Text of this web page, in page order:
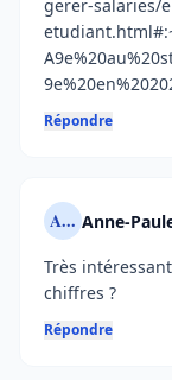
gerer-salaries/
Répondre
A... Anne-
Très
chiffres ?
Répondre